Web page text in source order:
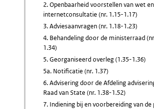
2. Openbaarheid voorstellen van wet en
internetconsultatie (nr. 1.15-1.17)
3. Adviesaanvragen (nr. 1.18-1.23)
4. Behandeling door de ministerraad
1.34)
5. Georganiseerd overleg (1.35-1.36)
5a. Notificatie (nr. 1.37)
6. Advisering door de Afdeling
Raad van State (nr. 1.38-1.52)
7. Indiening bij en voorbereiding van de